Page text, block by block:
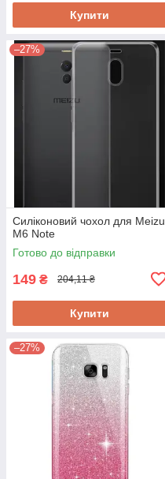
Купити
–27%
Силіконовий чохол для Meizu
M6 Note
Готово до відправки
149 ₴ 204,11 ₴
Купити
–27%